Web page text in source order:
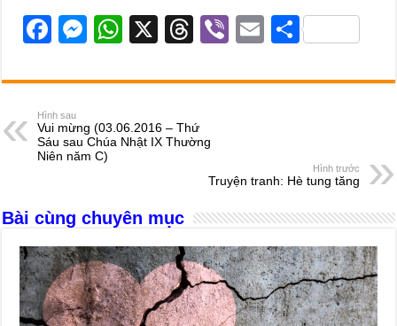
F
c
e
b
o
k
M
ss
n
g
W
at
A
X
T
e
d
Vi
er
E
ail
S
ar
Hình sau
Vui mừng (03.06.2016 – Thứ
Sáu sau Chúa Nhật IX Thường
Niên năm C)
Hình trước
Truyện tranh: Hè tung tăng
Bài cùng chuyên mục